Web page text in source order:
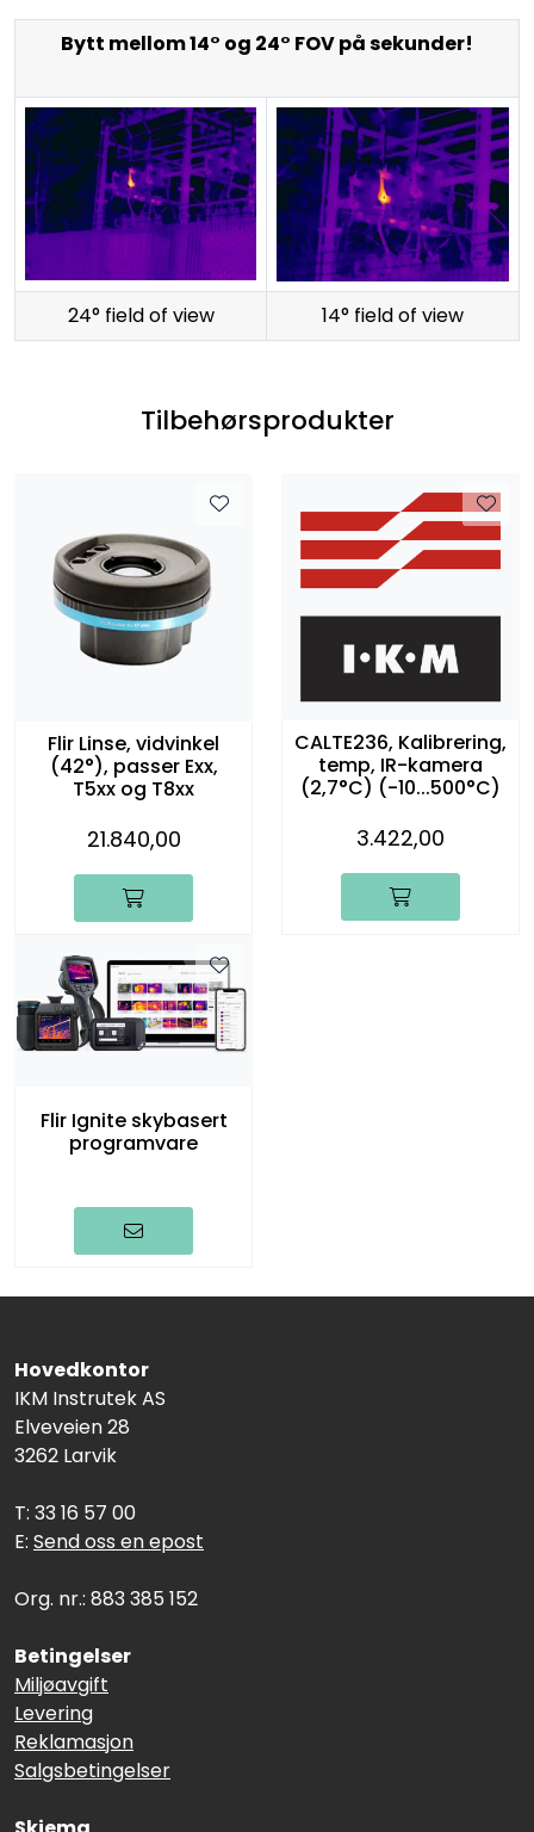
Bytt mellom 14° og 24° FOV på sekunder!
24° field of view 14° field of view
Tilbehørsprodukter
Flir Linse, vidvinkel
(42°), passer Exx,
T5xx og T8xx
21.840,00
CALTE236, Kalibrering,
temp, IR-kamera
(2,7°C) (-10...500°C)
3.422,00
Flir Ignite skybasert
programvare
Hovedkontor
IKM Instrutek AS
Elveveien 28
3262 Larvik
T: 33 16 57 00
E: Send oss en epost
Org. nr.: 883 385 152
Betingelser
Miljøavgift
Levering
Reklamasjon
Salgsbetingelser